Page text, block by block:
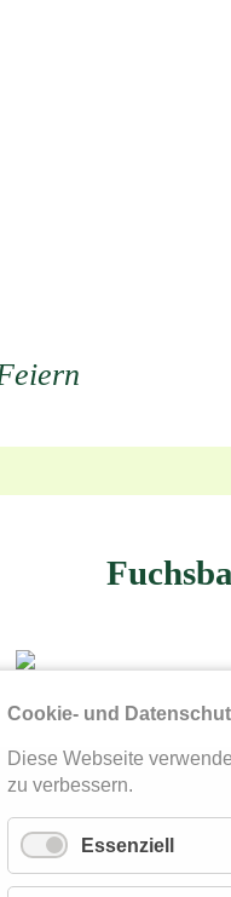
Cookie- und
Diese Webseite
zu verbessern.
Essenziell